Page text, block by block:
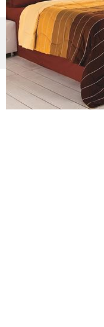
©2026 - casapratica.net